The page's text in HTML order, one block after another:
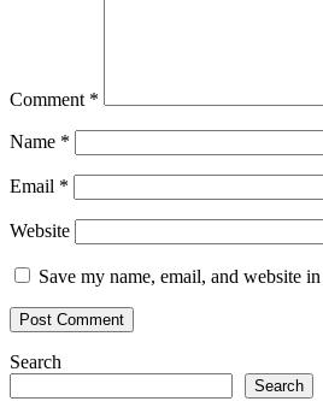
Comment *
Name *
Email *
Website
Save my name, email, and website
Search
Search